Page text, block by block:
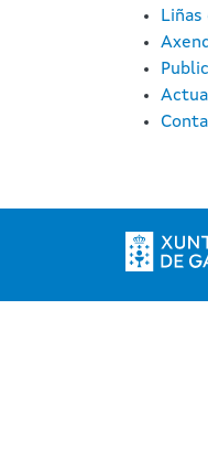
Liñas